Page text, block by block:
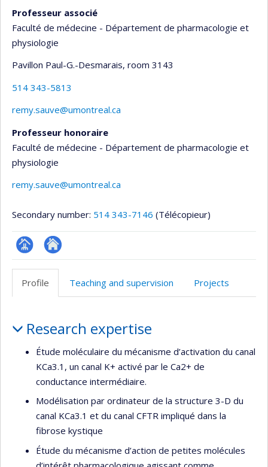
Professeur associé
Faculté de médecine - Département de pharmacologie et
physiologie
Pavillon Paul-G.-Desmarais, room 3143
514 343-5813
remy.sauve@umontreal.ca
Professeur honoraire
Faculté de médecine - Département de pharmacologie et
physiologie
remy.sauve@umontreal.ca
Secondary number: 514 343-7146 (Télécopieur)
Page
professionnelle
(faculté,département,école)
Site
recherche
Profile Teaching and supervision Projects
Research expertise
Étude moléculaire du mécanisme d’activation du canal
KCa3.1, un canal K+ activé par le Ca2+ de
conductance intermédiaire.
Modélisation par ordinateur de la structure 3-D du
canal KCa3.1 et du canal CFTR impliqué dans la
fibrose kystique
Étude du mécanisme d’action de petites molécules